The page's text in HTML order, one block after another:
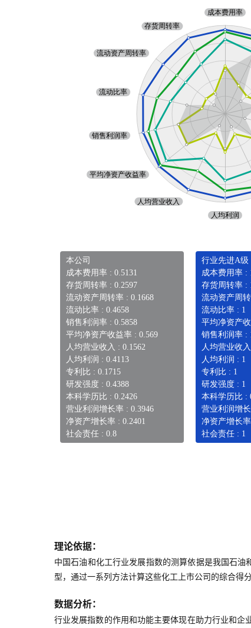
本公司
成本费用率 : 0.5131
存货周转率 : 0.2597
流动资产周转率 : 0.1668
流动比率 : 0.4658
销售利润率 : 0.5858
平均净资产收益率 : 0.569
人均营业收入 : 0.1562
人均利润 : 0.4113
专利比 : 0.1715
研发强度 : 0.4388
本科学历比 : 0.2426
营业利润增长率 : 0.3946
净资产增长率 : 0.2401
社会责任 : 0.8
行业先进A级
成本费用率 :
存货周转率 :
流动资产周
流动比率 : 1
平均净资产
销售利润率 :
人均营业收
人均利润 : 1
专利比 : 1
研发强度 : 1
本科学历比 :
营业利润增
净资产增长
社会责任 : 1
理论依据：
中国石油和化工行业发展指数的测算依据是我国石
型，通过一系列方法计算这些化工上市公司的综合得
数据分析：
行业发展指数的作用和功能主要体现在助力行业和